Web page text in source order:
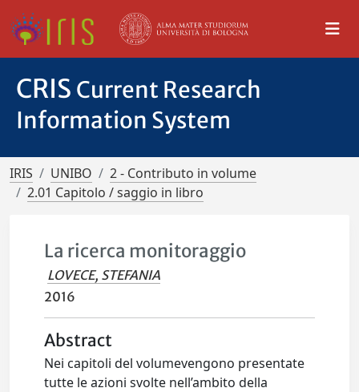
CRIS Current Research
Information System
IRIS UNIBO
2 - Contributo in volume
2.01 Capitolo / saggio in libro
La ricerca monitoraggio
LOVECE, STEFANIA
2016
Abstract
Nei capitoli del volumevengono presentate
tutte le azioni svolte nell’ambito della